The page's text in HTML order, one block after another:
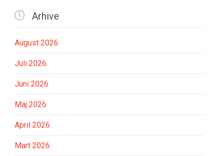
 Arhive
August 2026
Juli 2026
Juni 2026
Maj 2026
April 2026
Mart 2026